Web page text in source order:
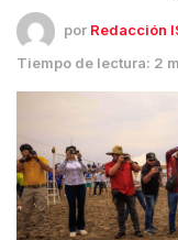
por Redacción
Tiempo de lectura: 2